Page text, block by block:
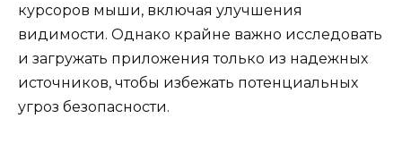
курсоров мыши, включая улучшения
видимости. Однако крайне важно исследовать
и загружать приложения только из надежных
источников, чтобы избежать потенциальных
угроз безопасности.